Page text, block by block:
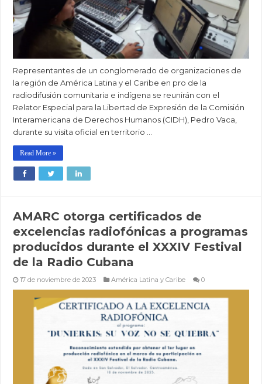
Representantes de un conglomerado de organizaciones de
la región de América Latina y el Caribe en pro de la
radiodifusión comunitaria e indígena se reunirán con el
Relator Especial para la Libertad de Expresión de la Comisión
Interamericana de Derechos Humanos (CIDH), Pedro Vaca,
durante su visita oficial en territorio …
Read More »
AMARC otorga certificados de
excelencias radiofónicas a programas
producidos durante el XXXIV Festival
de la Radio Cubana
17 de noviembre de 2023 América Latina y Caribe 0